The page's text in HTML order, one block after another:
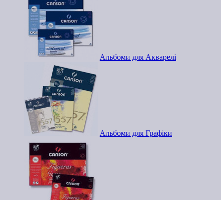
Альбоми для Акварелі
Альбоми для Графіки